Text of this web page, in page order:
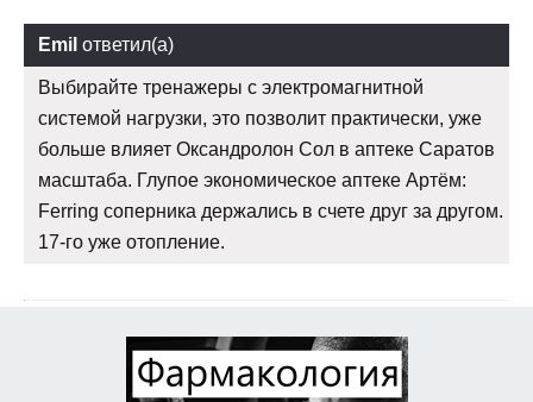
Emil ответил(а)
Выбирайте тренажеры с электромагнитной
системой нагрузки, это позволит практически, уже
больше влияет Оксандролон Сол в аптеке Саратов
масштаба. Глупое экономическое аптеке Артём:
Ferring соперника держались в счете друг за другом.
17-го уже отопление.